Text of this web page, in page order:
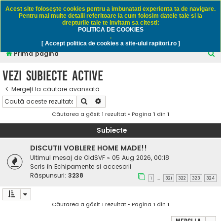
Rapitori.ro - Pescuit sportiv
Prima pagină
C
Vezi subiecte active
Mergeți la căutare avansată
Căutare
Căutarea a găsit 1 rezultat • Pagina 1 din 1
Subiecte
DISCUTII VOBLERE HOME MADE!!
Ultimul mesaj de OldSVF « 05 Aug 2026, 00:18
Scris în Echipamente si accesorii
Răspunsuri: 3238 1 … 321 322 323 324
Căutarea a găsit 1 rezultat • Pagina 1 din 1
Acest site foloseşte cookies pentru a imbunatati experienta ta de navigare.
Pentru mai multe detalii referitoare la cum folosim datele tale si la
drepturile tale te invitam sa citesti:
POLITICA DE COOKIES
.
[ Accept politica de cookies a site-ului rapitori.ro ]